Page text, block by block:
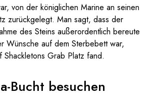
von der königlichen Marine an seinen
zurückgelegt. Man sagt, dass der
des Steins außerordentlich bereute
Wünsche auf dem Sterbebett war,
Grab Platz fand.
Bucht besuchen